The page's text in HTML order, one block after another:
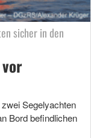
sicher in den
Segelyachten
Bord befindlichen